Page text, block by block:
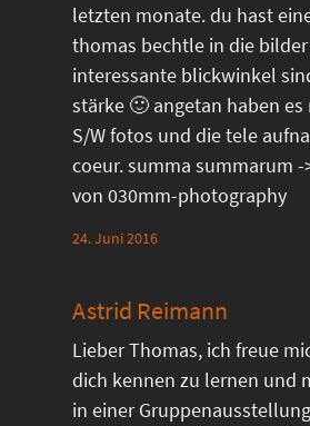
letzten monate. du hast
thomas bechtle in die
interessante blickwinkel
stärke 🙂 angetan haben
S/W fotos und die tele
coeur. summa summarum
von 030mm-photography
24. Juni 2016
Astrid Reimann
Lieber Thomas, ich freue
dich kennen zu lernen und
in einer